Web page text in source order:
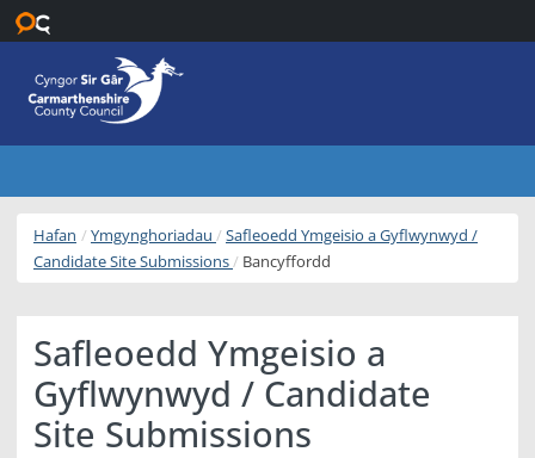
Hafan Ymgynghoriadau
Safleoedd Ymgeisio a Gyflwynwyd /
Candidate Site Submissions
Bancyffordd
Safleoedd Ymgeisio a
Gyflwynwyd / Candidate
Site Submissions